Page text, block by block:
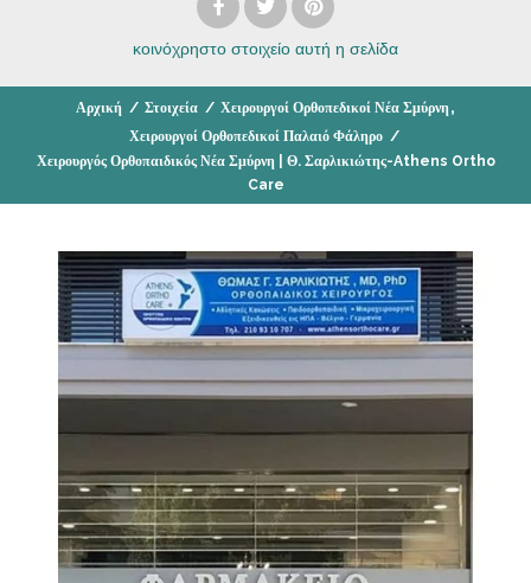
κοινόχρηστο στοιχείο αυτή η σελίδα
Αρχική / Στοιχεία / Χειρουργοί Ορθοπεδικοί Νέα Σμύρνη ,
Χειρουργοί Ορθοπεδικοί Παλαιό Φάληρο /
Χειρουργός Ορθοπαιδικός Νέα Σμύρνη | Θ. Σαρλικιώτης-Athens Ortho
Care